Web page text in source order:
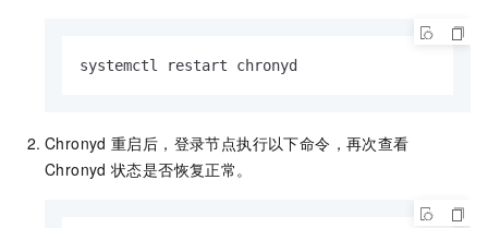
systemctl restart chronyd
Chronyd 重启后，登录节点执行以下命令，再次查看
Chronyd 状态是否恢复正常。